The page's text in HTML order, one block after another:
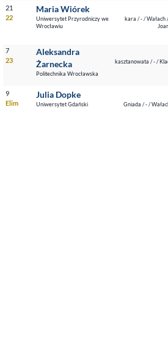
21
22
Maria Wiórek
Uniwersytet Przyrodniczy we
Wrocławiu
kara / - / Wałach
7
23
Aleksandra
Żarnecka
Politechnika Wrocławska
kasztanowata / - /
9
Elim
Julia Dopke
Uniwersytet Gdański Gniada / - /